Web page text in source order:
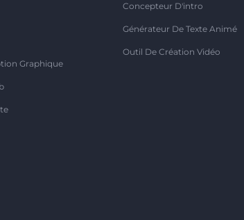
Graphique
Concepteur D'intro
Générateur De Texte Animé
Outil De Création Vidéo